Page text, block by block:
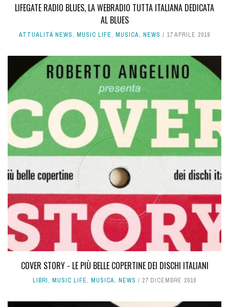
LIFEGATE RADIO BLUES, LA WEBRADIO TUTTA ITALIANA DEDICATA
AL BLUES
ATTUALITÀ NEWS, MUSIC LIFE, MUSICA, NEWS 17 APRILE 2019
COVER STORY - LE PIÙ BELLE COPERTINE DEI DISCHI ITALIANI
LIBRI, MUSIC LIFE, MUSICA, NEWS 27 DICEMBRE 2018